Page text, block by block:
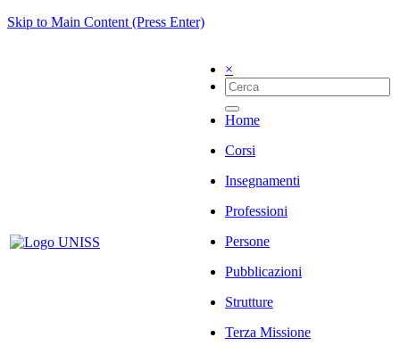
Skip to Main Content (Press Enter)
×
Home
Corsi
Insegnamenti
Professioni
Persone
Pubblicazioni
Strutture
Terza Missione